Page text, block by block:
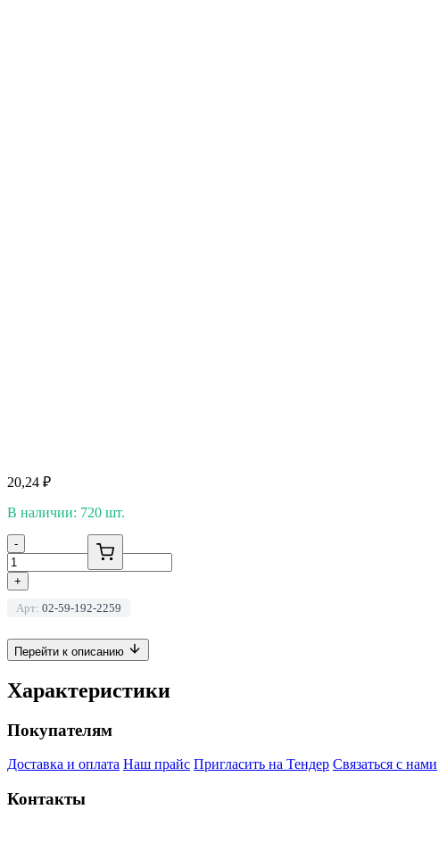
20,24 ₽
В наличии: 720 шт.
-
+
Арт: 02-59-192-2259
Перейти к описанию
Характеристики
Покупателям
Доставка и оплата Наш прайс Пригласить на Тендер Связаться с нами
Контакты